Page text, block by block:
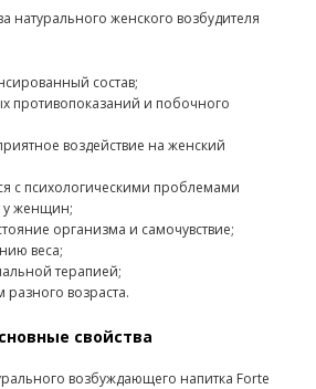
натурального женского возбудителя
состав;
противопоказаний и побочного
воздействие на женский
с психологическими проблемами
у женщин;
организма и самочувствие;
веса;
терапией;
возраста.
свойства
возбуждающего напитка Forte